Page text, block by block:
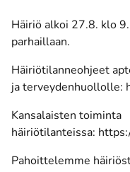
Häiriö alkoi 27.8. klo
parhaillaan.
Häiriötilanneohjeet
ja terveydenhuollolle:
Kansalaisten toiminta
häiriötilanteissa:
Pahoittelemme